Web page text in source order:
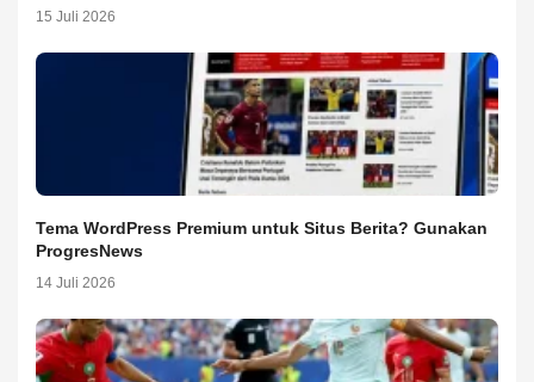
15 Juli 2026
Tema WordPress Premium untuk Situs Berita? Gunakan
ProgresNews
14 Juli 2026